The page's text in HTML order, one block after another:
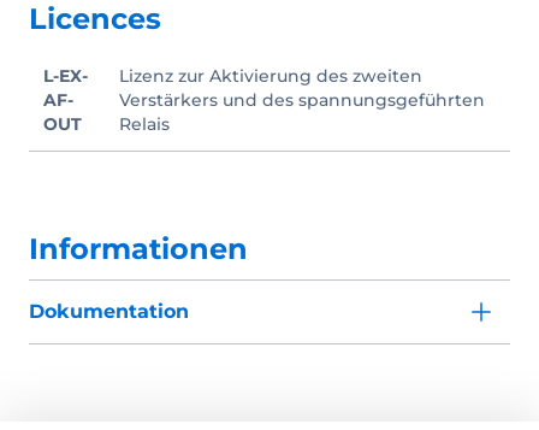
Licences
L-EX-
AF-
OUT
Lizenz zur Aktivierung des zweiten
Verstärkers und des spannungsgeführten
Relais
Informationen
Dokumentation